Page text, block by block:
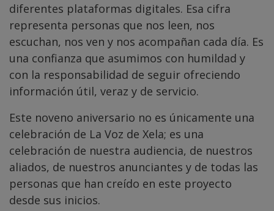
diferentes plataformas digitales. Esa cifra
representa personas que nos leen, nos
escuchan, nos ven y nos acompañan cada día. Es
una confianza que asumimos con humildad y
con la responsabilidad de seguir ofreciendo
información útil, veraz y de servicio.
Este noveno aniversario no es únicamente una
celebración de La Voz de Xela; es una
celebración de nuestra audiencia, de nuestros
aliados, de nuestros anunciantes y de todas las
personas que han creído en este proyecto
desde sus inicios.